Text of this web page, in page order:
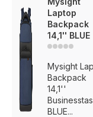
Laptop
Backpack
14,1'' BLUE
Mysight
Backpack
14,1''
BLUE...